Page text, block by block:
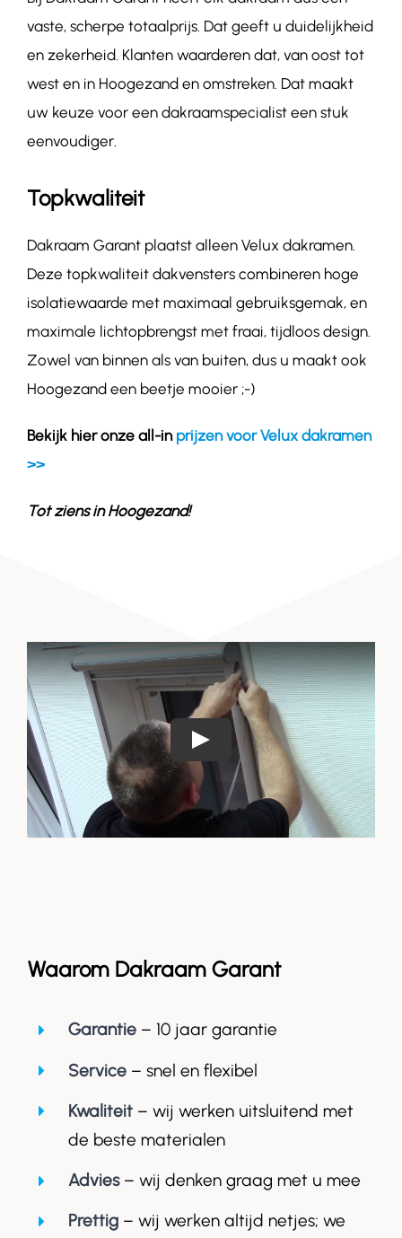
vaste, scherpe totaalprijs. Dat geeft u duidelijkheid
en zekerheid. Klanten waarderen dat, van oost tot
west en in Hoogezand en omstreken. Dat maakt
uw keuze voor een dakraamspecialist een stuk
eenvoudiger.
Topkwaliteit
Dakraam Garant plaatst alleen Velux dakramen.
Deze topkwaliteit dakvensters combineren hoge
isolatiewaarde met maximaal gebruiksgemak, en
maximale lichtopbrengst met fraai, tijdloos design.
Zowel van binnen als van buiten, dus u maakt ook
Hoogezand een beetje mooier ;-)
Bekijk hier onze all-in prijzen voor Velux dakramen
>>
Tot ziens inHoogezand!
Waarom Dakraam Garant
Garantie– 10 jaar garantie
Service – snel en flexibel
Kwaliteit– wij werken uitsluitend met
de beste materialen
Advies– wij denken graag met u mee
Prettig– wij werken altijd netjes; we